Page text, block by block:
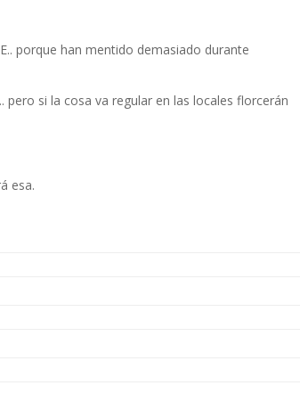
porque han mentido demasiado durante
pero si la cosa va regular en las locales florcerán
esa.